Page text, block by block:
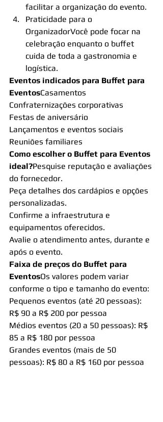
facilitar a organização do evento.
Praticidade para o
OrganizadorVocê pode focar na
celebração enquanto o buffet
cuida de toda a gastronomia e
logística.
Eventos indicados para Buffet para
EventosCasamentos
Confraternizações corporativas
Festas de aniversário
Lançamentos e eventos sociais
Reuniões familiares
Como escolher o Buffet para Eventos
ideal?Pesquise reputação e avaliações
do fornecedor.
Peça detalhes dos cardápios e opções
personalizadas.
Confirme a infraestrutura e
equipamentos oferecidos.
Avalie o atendimento antes, durante e
após o evento.
Faixa de preços do Buffet para
EventosOs valores podem variar
conforme o tipo e tamanho do evento:
Pequenos eventos (até 20 pessoas):
R$ 90 a R$ 200 por pessoa
Médios eventos (20 a 50 pessoas): R$
85 a R$ 180 por pessoa
Grandes eventos (mais de 50
pessoas): R$ 80 a R$ 160 por pessoa